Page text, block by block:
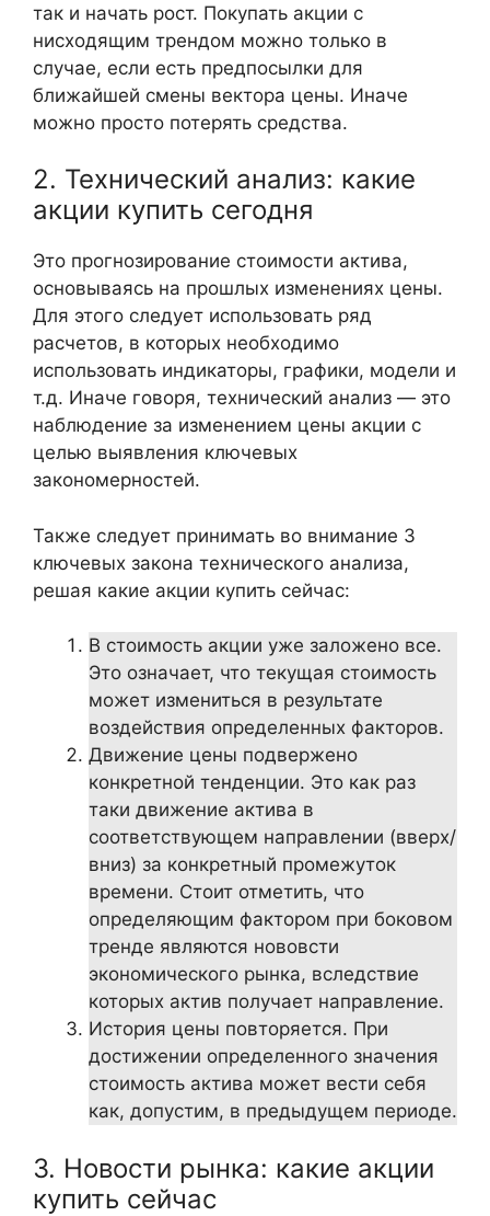
так и начать рост. Покупать акции с
нисходящим трендом можно только в
случае, если есть предпосылки для
ближайшей смены вектора цены. Иначе
можно просто потерять средства.
2. Технический анализ: какие
акции купить сегодня
Это прогнозирование стоимости актива,
основываясь на прошлых изменениях цены.
Для этого следует использовать ряд
расчетов, в которых необходимо
использовать индикаторы, графики, модели и
т.д. Иначе говоря, технический анализ — это
наблюдение за изменением цены акции с
целью выявления ключевых
закономерностей.
Также следует принимать во внимание 3
ключевых закона технического анализа,
решая какие акции купить сейчас:
В стоимость акции уже заложено все.
Это означает, что текущая стоимость
может измениться в результате
воздействия определенных факторов.
Движение цены подвержено
конкретной тенденции. Это как раз
таки движение актива в
соответствующем направлении (вверх/
вниз) за конкретный промежуток
времени. Стоит отметить, что
определяющим фактором при боковом
тренде являются нововсти
экономического рынка, вследствие
которых актив получает направление.
История цены повторяется. При
достижении определенного значения
стоимость актива может вести себя
как, допустим, в предыдущем периоде.
3. Новости рынка: какие акции
купить сейчас